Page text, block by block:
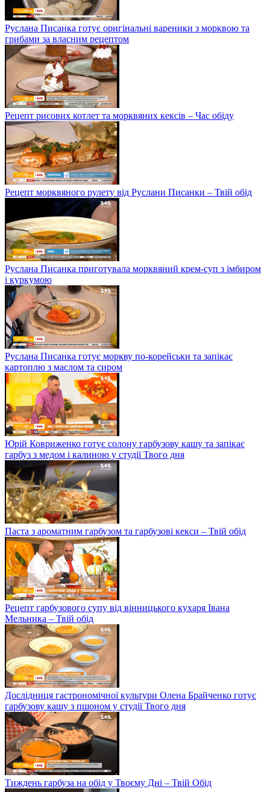
Руслана Писанка готує оригінальні вареники з морквою та
грибами за власним рецептом
Рецепт рисових котлет та морквяних кексів – Час обіду
Рецепт морквяного рулету від Руслани Писанки – Твій обід
Руслана Писанка приготувала морквяний крем-суп з імбиром
і куркумою
Руслана Писанка готує моркву по-корейськи та запікає
картоплю з маслом та сиром
Юрій Ковриженко готує солону гарбузову кашу та запікає
гарбуз з медом і калиною у студії Твого дня
Паста з ароматним гарбузом та гарбузові кекси – Твій обід
Рецепт гарбузового супу від вінницького кухаря Івана
Мельника – Твій обід
Дослідниця гастрономічної культури Олена Брайченко готує
гарбузову кашу з пшоном у студії Твого дня
Тиждень гарбуза на обід у Твоєму Дні – Твій Обід